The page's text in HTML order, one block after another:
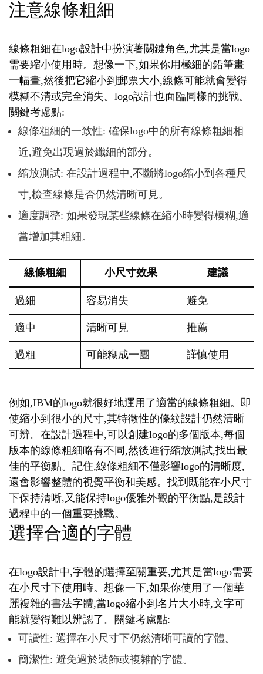
注意線條粗細
線條粗細在logo設計中扮演著關鍵角色,尤其是當logo
需要縮小使用時。想像一下,如果你用極細的鉛筆畫
一幅畫,然後把它縮小到郵票大小,線條可能就會變得
模糊不清或完全消失。logo設計也面臨同樣的挑戰。
關鍵考慮點:
線條粗細的一致性: 確保logo中的所有線條粗細相
近,避免出現過於纖細的部分。
縮放測試: 在設計過程中,不斷將logo縮小到各種尺
寸,檢查線條是否仍然清晰可見。
適度調整: 如果發現某些線條在縮小時變得模糊,適
當增加其粗細。
線條粗細 小尺寸效果 建議
過細 容易消失 避免
適中 清晰可見 推薦
過粗 可能糊成一團 謹慎使用
例如,IBM的logo就很好地運用了適當的線條粗細。即
使縮小到很小的尺寸,其特徵性的條紋設計仍然清晰
可辨。在設計過程中,可以創建logo的多個版本,每個
版本的線條粗細略有不同,然後進行縮放測試,找出最
佳的平衡點。記住,線條粗細不僅影響logo的清晰度,
還會影響整體的視覺平衡和美感。找到既能在小尺寸
下保持清晰,又能保持logo優雅外觀的平衡點,是設計
過程中的一個重要挑戰。
選擇合適的字體
在logo設計中,字體的選擇至關重要,尤其是當logo需要
在小尺寸下使用時。想像一下,如果你使用了一個華
麗複雜的書法字體,當logo縮小到名片大小時,文字可
能就變得難以辨認了。關鍵考慮點:
可讀性: 選擇在小尺寸下仍然清晰可讀的字體。
簡潔性: 避免過於裝飾或複雜的字體。